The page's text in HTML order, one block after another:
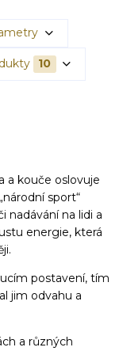
10
a kouče oslovuje
sport“
nadávání na lidi a
energie, která
postavení, tím
jim odvahu a
a různých